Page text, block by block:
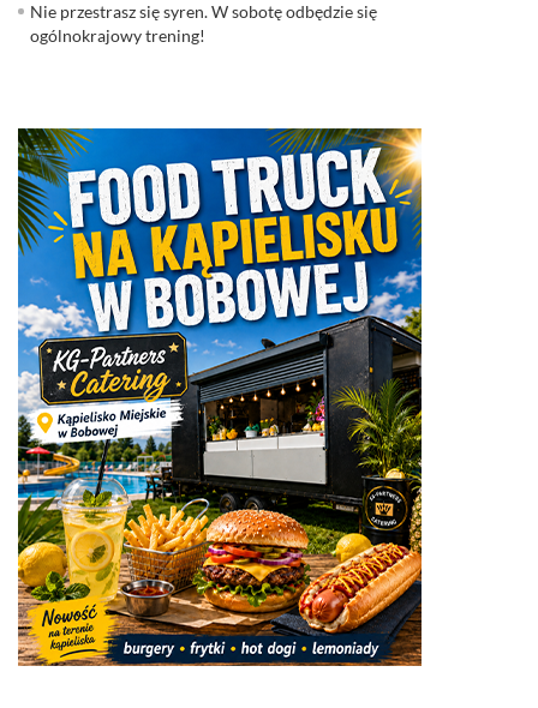
Nie przestrasz się syren. W sobotę odbędzie się
ogólnokrajowy trening!